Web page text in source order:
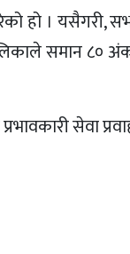
हो । यसैगरी,
समान ८०
सेवा